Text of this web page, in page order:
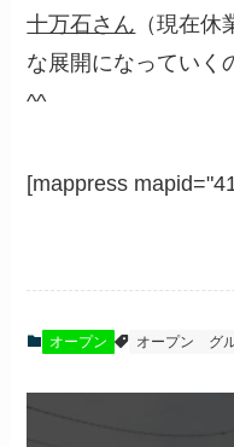
十万石さん （現在
な展開になっていく
^^
[mappress
オープン オープン グ